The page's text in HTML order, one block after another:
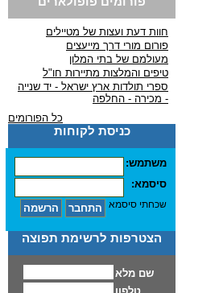
חוות דעת ועצות של מטיילים
פורום מורי דרך מייעצים
מעולמם של בתי המלון
טיפים והמלצות מתיירות חו"ל
ספרי תולדות ארץ ישראל - יד שנייה
- מכירה - החלפה
כל הפורומים
כניסת לקוחות
משתמש:
סיסמא:
שכחתי סיסמא
הצטרפות לרשימת תפוצה